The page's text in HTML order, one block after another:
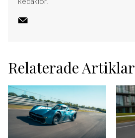
Relaterade Artiklar